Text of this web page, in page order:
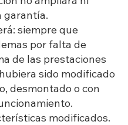
garantía.
siempre que
por falta de
de las prestaciones
sido modificado
desmontado o con
modificados.